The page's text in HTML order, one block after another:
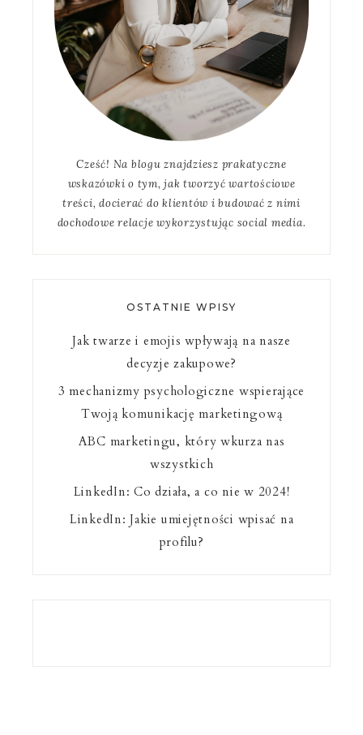
Cześć! Na blogu znajdziesz prakatyczne
wskazówki o tym, jak tworzyć wartościowe
treści, docierać do klientów i budować z nimi
dochodowe relacje wykorzystując social media.
OSTATNIE WPISY
Jak twarze i emojis wpływają na nasze
decyzje zakupowe?
3 mechanizmy psychologiczne wspierające
Twoją komunikację marketingową
ABC marketingu, który wkurza nas
wszystkich
LinkedIn: Co działa, a co nie w 2024!
LinkedIn: Jakie umiejętności wpisać na
profilu?